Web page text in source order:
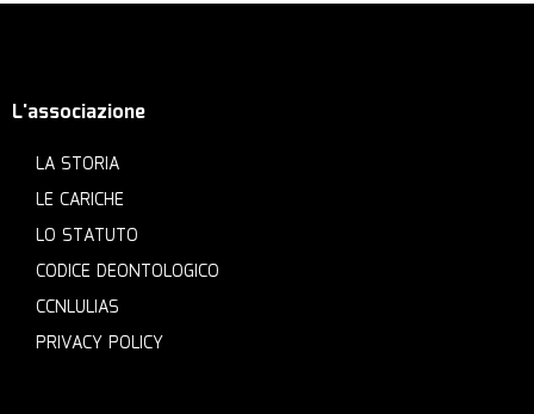
L'associazione
LA STORIA
LE CARICHE
LO STATUTO
CODICE DEONTOLOGICO
CCNLULIAS
PRIVACY POLICY